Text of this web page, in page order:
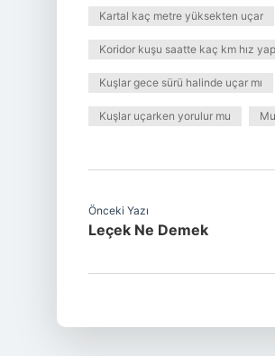
Kartal kaç metre yüksekten uçar
Koridor kuşu saatte kaç km hız
Kuşlar gece sürü halinde uçar mı
Kuşlar uçarken yorulur mu
Önceki Yazı
Leçek Ne Demek